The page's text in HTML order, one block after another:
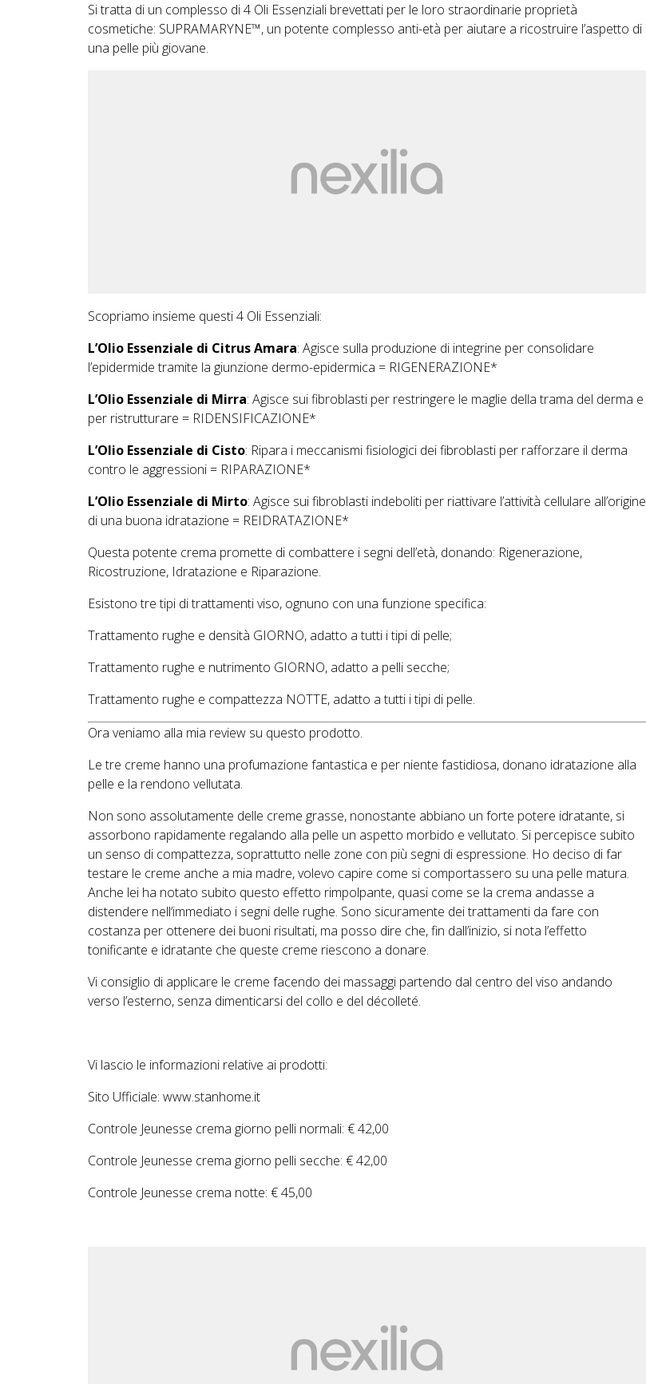
Si tratta di un complesso di 4 Oli Essenziali brevettati per le loro straordinarie proprietà
cosmetiche: SUPRAMARYNE™, un potente complesso anti-età per aiutare a ricostruire l’aspetto di
una pelle più giovane.
Scopriamo insieme questi 4 Oli Essenziali:
L’Olio Essenziale di Citrus Amara: Agisce sulla produzione di integrine per consolidare
l’epidermide tramite la giunzione dermo-epidermica = RIGENERAZIONE*
L’Olio Essenziale di Mirra: Agisce sui fibroblasti per restringere le maglie della trama del derma e
per ristrutturare = RIDENSIFICAZIONE*
L’Olio Essenziale di Cisto: Ripara i meccanismi fisiologici dei fibroblasti per rafforzare il derma
contro le aggressioni = RIPARAZIONE*
L’Olio Essenziale di Mirto: Agisce sui fibroblasti indeboliti per riattivare l’attività cellulare all’origine
di una buona idratazione = REIDRATAZIONE*
Questa potente crema promette di combattere i segni dell’età, donando: Rigenerazione,
Ricostruzione, Idratazione e Riparazione.
Esistono tre tipi di trattamenti viso, ognuno con una funzione specifica:
Trattamento rughe e densità GIORNO, adatto a tutti i tipi di pelle;
Trattamento rughe e nutrimento GIORNO, adatto a pelli secche;
Trattamento rughe e compattezza NOTTE, adatto a tutti i tipi di pelle.
Ora veniamo alla mia review su questo prodotto.
Le tre creme hanno una profumazione fantastica e per niente fastidiosa, donano idratazione alla
pelle e la rendono vellutata.
Non sono assolutamente delle creme grasse, nonostante abbiano un forte potere idratante, si
assorbono rapidamente regalando alla pelle un aspetto morbido e vellutato. Si percepisce subito
un senso di compattezza, soprattutto nelle zone con più segni di espressione. Ho deciso di far
testare le creme anche a mia madre, volevo capire come si comportassero su una pelle matura.
Anche lei ha notato subito questo effetto rimpolpante, quasi come se la crema andasse a
distendere nell’immediato i segni delle rughe. Sono sicuramente dei trattamenti da fare con
costanza per ottenere dei buoni risultati, ma posso dire che, fin dall’inizio, si nota l’effetto
tonificante e idratante che queste creme riescono a donare.
Vi consiglio di applicare le creme facendo dei massaggi partendo dal centro del viso andando
verso l’esterno, senza dimenticarsi del collo e del décolleté.
Vi lascio le informazioni relative ai prodotti:
Sito Ufficiale: www.stanhome.it
Controle Jeunesse crema giorno pelli normali: € 42,00
Controle Jeunesse crema giorno pelli secche: € 42,00
Controle Jeunesse crema notte: € 45,00